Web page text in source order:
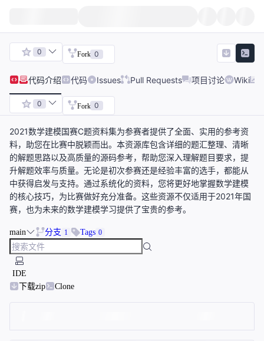
0 Fork 0
代码介绍 代码 Issues Pull Requests 项目讨论 Wiki
0 Fork 0
2021数学建模国赛C题资料集为参赛者提供了全面、实用的参考资
料，助您在比赛中脱颖而出。本资源库包含详细的题汇整理、清晰
的解题思路以及高质量的源码参考，帮助您深入理解题目要求，提
升解题效率与质量。无论是初次参赛还是经验丰富的选手，都能从
中获得启发与支持。通过系统化的资料，您将更好地掌握数学建模
的核心技巧，为比赛做好充分准备。这些资源不仅适用于2021年国
赛，也为未来的数学建模学习提供了宝贵的参考。
main 分支 1 Tags 0
IDE
下载zip
Clone